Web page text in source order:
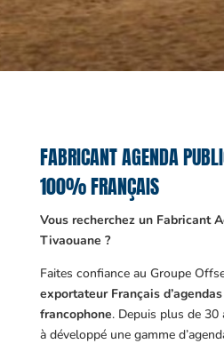
FABRICANT AGENDA
100% FRANÇAIS
Vous recherchez un Fabricant
Tivaouane ?
Faites confiance au Groupe
exportateur Français
francophone. Depuis plus de
à développé une gamme